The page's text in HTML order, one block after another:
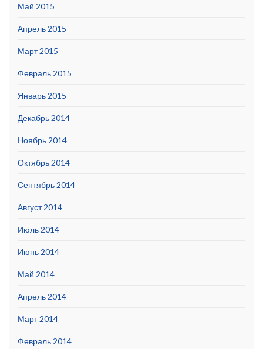
Май 2015
Апрель 2015
Март 2015
Февраль 2015
Январь 2015
Декабрь 2014
Ноябрь 2014
Октябрь 2014
Сентябрь 2014
Август 2014
Июль 2014
Июнь 2014
Май 2014
Апрель 2014
Март 2014
Февраль 2014